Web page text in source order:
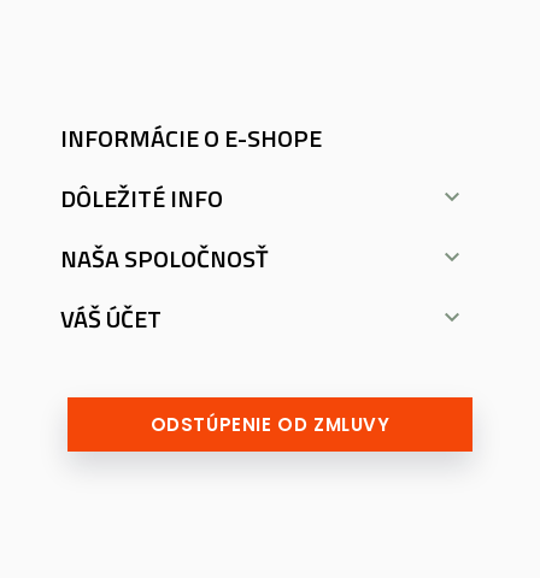
INFORMÁCIE O E-SHOPE
DÔLEŽITÉ INFO

NAŠA SPOLOČNOSŤ 
VÁŠ ÚČET 
ODSTÚPENIE OD ZMLUVY